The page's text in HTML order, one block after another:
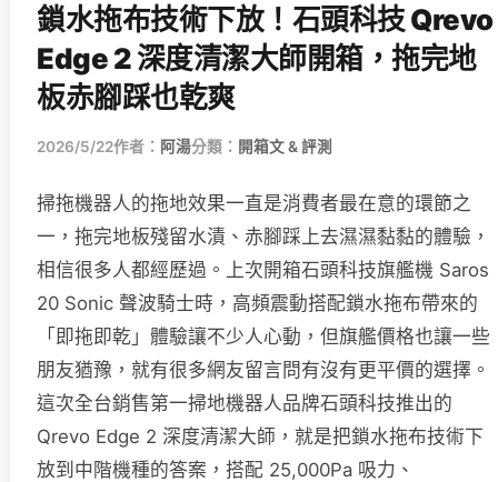
鎖水拖布技術下放！石頭科技 Qrevo
Edge 2 深度清潔大師開箱，拖完地
板赤腳踩也乾爽
2026/5/22作者： 阿湯分類： 開箱文 & 評測
掃拖機器人的拖地效果一直是消費者最在意的環節之
一，拖完地板殘留水漬、赤腳踩上去濕濕黏黏的體驗，
相信很多人都經歷過。上次開箱石頭科技旗艦機 Saros
20 Sonic 聲波騎士時，高頻震動搭配鎖水拖布帶來的
「即拖即乾」體驗讓不少人心動，但旗艦價格也讓一些
朋友猶豫，就有很多網友留言問有沒有更平價的選擇。
這次全台銷售第一掃地機器人品牌石頭科技推出的
Qrevo Edge 2 深度清潔大師，就是把鎖水拖布技術下
放到中階機種的答案，搭配 25,000Pa 吸力、